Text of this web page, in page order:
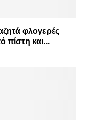
φλογερές
πίστη και...